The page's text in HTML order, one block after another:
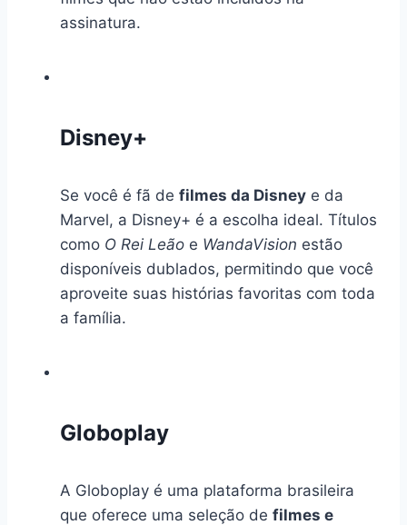
assinatura.
Disney+
Se você é fã de filmes da Disney e da
Marvel, a Disney+ é a escolha ideal. Títulos
como O Rei Leão e WandaVision estão
disponíveis dublados, permitindo que você
aproveite suas histórias favoritas com toda
a família.
Globoplay
A Globoplay é uma plataforma brasileira
que oferece uma seleção de filmes e